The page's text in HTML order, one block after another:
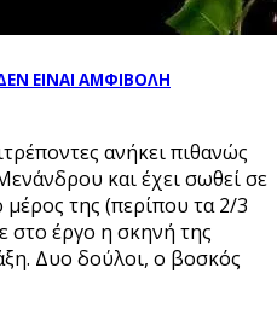
ΕΙΝΑΙ ΑΜΦΙΒΟΛΗ
ανήκει πιθανώς
και έχει σωθεί σε
της (περίπου τα 2/3
στο έργο η σκηνή της
Δυο δούλοι, ο βοσκός